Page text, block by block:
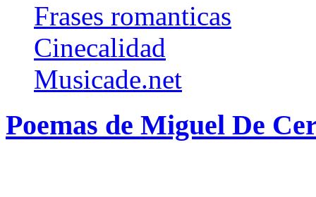
Frases romanticas
Cinecalidad
Musicade.net
Poemas de Miguel De